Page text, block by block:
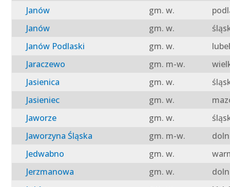
Janów gm. w.
Janów
gm. w.
Janów Podlaski
gm. w.
Jaraczewo
gm. m-w.
Jasienica
gm. w.
Jasieniec
gm. w.
Jaworze
gm. w.
Jaworzyna Śląska
gm. m-w.
Jedwabno
gm. w.
Jerzmanowa
gm. w.